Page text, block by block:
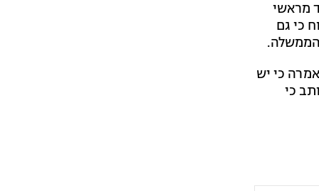
מראשי
כי גם
כי יש
כי